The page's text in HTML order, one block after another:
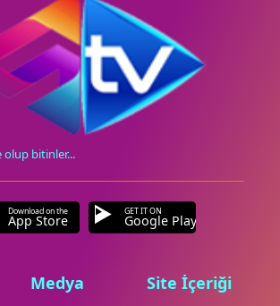
olup bitinler...
Download on the
App Store
GET IT ON
Google Play
Medya Site İçeriği